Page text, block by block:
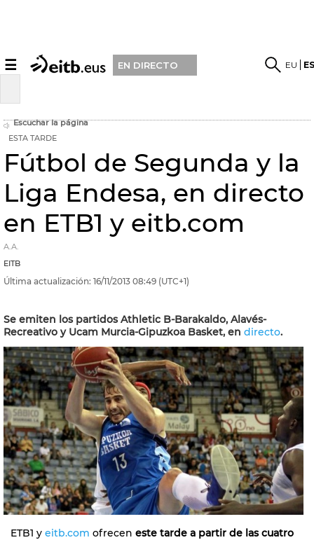
☰ EN DIRECTO EU
Escuchar la página
ESTA TARDE
Fútbol de Segunda y la
Liga Endesa, en directo
en ETB1 y eitb.com
A.A.
EITB
Última actualización: 16/11/2013 08:49 (UTC+1)
Se emiten los partidos Athletic B-Barakaldo, Alavés-
Recreativo y Ucam Murcia-Gipuzkoa Basket, en directo.
ETB1 y eitb.com ofrecen este tarde a partir de las cuatro